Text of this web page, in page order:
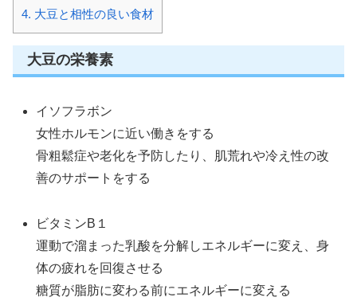
4. 大豆と相性の良い食材
大豆の栄養素
イソフラボン
女性ホルモンに近い働きをする
骨粗鬆症や老化を予防したり、肌荒れや冷え性の改
善のサポートをする
ビタミンB１
運動で溜まった乳酸を分解しエネルギーに変え、身
体の疲れを回復させる
糖質が脂肪に変わる前にエネルギーに変える